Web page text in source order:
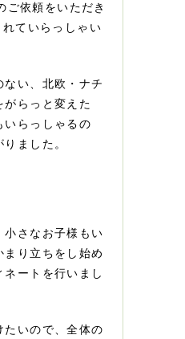
依頼をいただき
ていらっしゃい
い、北欧・ナチ
がらっと変えた
いらっしゃるの
ました。
小さなお子様もい
り立ちをし始め
ートを行いまし
たいので、全体の